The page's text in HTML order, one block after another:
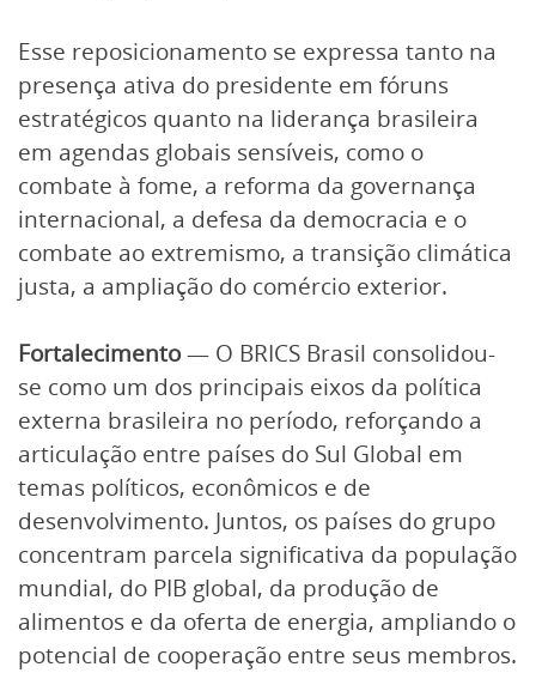
Esse reposicionamento se expressa tanto na
presença ativa do presidente em fóruns
estratégicos quanto na liderança brasileira
em agendas globais sensíveis, como o
combate à fome, a reforma da governança
internacional, a defesa da democracia e o
combate ao extremismo, a transição climática
justa, a ampliação do comércio exterior.
Fortalecimento— O BRICS Brasil consolidou-
se como um dos principais eixos da política
externa brasileira no período, reforçando a
articulação entre países do Sul Global em
temas políticos, econômicos e de
desenvolvimento. Juntos, os países do grupo
concentram parcela significativa da população
mundial, do PIB global, da produção de
alimentos e da oferta de energia, ampliando o
potencial de cooperação entre seus membros.